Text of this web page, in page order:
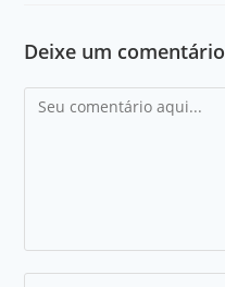
Deixe um comentário